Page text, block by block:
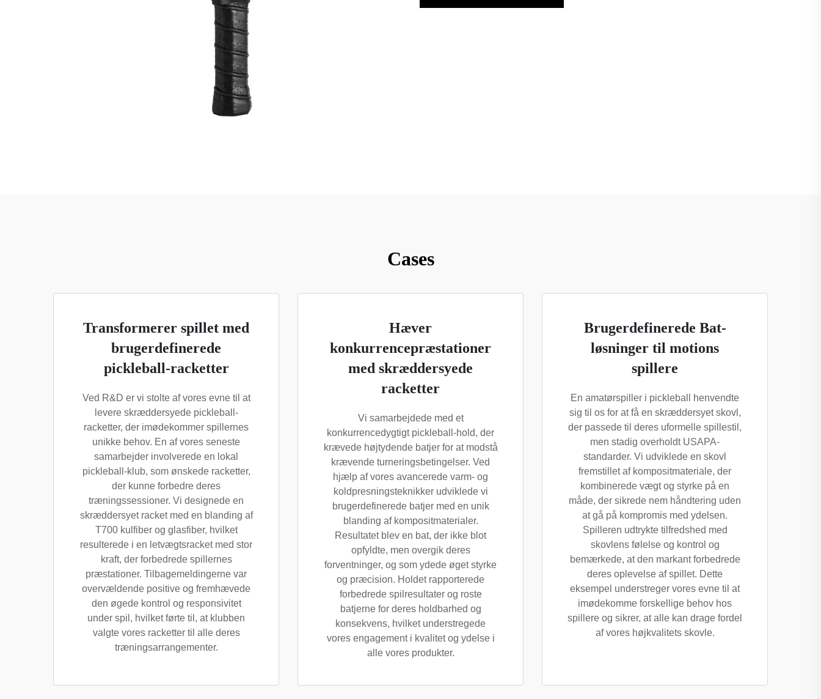
Cases
Transformerer spillet med
brugerdefinerede
pickleball-racketter
Ved R&D er vi stolte af vores evne til at
levere skræddersyede pickleball-
racketter, der imødekommer spillernes
unikke behov. En af vores seneste
samarbejder involverede en lokal
pickleball-klub, som ønskede racketter,
der kunne forbedre deres
træningssessioner. Vi designede en
skræddersyet racket med en blanding af
T700 kulfiber og glasfiber, hvilket
resulterede i en letvægtsracket med stor
kraft, der forbedrede spillernes
præstationer. Tilbagemeldingerne var
overvældende positive og fremhævede
den øgede kontrol og responsivitet
under spil, hvilket førte til, at klubben
valgte vores racketter til alle deres
træningsarrangementer.
Hæver
konkurrencepræstationer
med skræddersyede
racketter
Vi samarbejdede med et
konkurrencedygtigt pickleball-hold, der
krævede højtydende batjer for at modstå
krævende turneringsbetingelser. Ved
hjælp af vores avancerede varm- og
koldpresningsteknikker udviklede vi
brugerdefinerede batjer med en unik
blanding af kompositmaterialer.
Resultatet blev en bat, der ikke blot
opfyldte, men overgik deres
forventninger, og som ydede øget styrke
og præcision. Holdet rapporterede
forbedrede spilresultater og roste
batjerne for deres holdbarhed og
konsekvens, hvilket understregede
vores engagement i kvalitet og ydelse i
alle vores produkter.
Brugerdefinerede Bat-
løsninger til motions
spillere
En amatørspiller i pickleball henvendte
sig til os for at få en skræddersyet skovl,
der passede til deres uformelle spillestil,
men stadig overholdt USAPA-
standarder. Vi udviklede en skovl
fremstillet af kompositmateriale, der
kombinerede vægt og styrke på en
måde, der sikrede nem håndtering uden
at gå på kompromis med ydelsen.
Spilleren udtrykte tilfredshed med
skovlens følelse og kontrol og
bemærkede, at den markant forbedrede
deres oplevelse af spillet. Dette
eksempel understreger vores evne til at
imødekomme forskellige behov hos
spillere og sikrer, at alle kan drage fordel
af vores højkvalitets skovle.